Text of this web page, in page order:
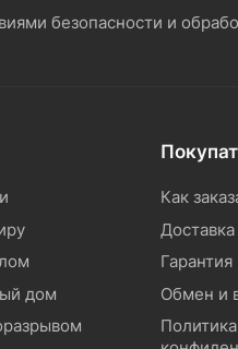
безопасности и
дом
Как
Гарантия
Обмен и
Политика